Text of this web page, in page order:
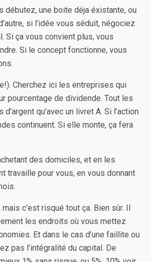
débutez, une boite déja éxistante, ou
si l’idée vous séduit, négociez
Si ça vous convient plus, vous
Si le concept fonctionne, vous
Cherchez ici les entreprises qui
pourcentage de dividende. Tout les
qu’avec un livret A. Si l’action
continuent. Si elle monte, ça fera
des domiciles, et en les
travaille pour vous, en vous donnant
c’est risqué tout ça. Bien sûr. Il
les endroits où vous mettez
Et dans le cas d’une faillite ou
pas l’intégralité du capital. De